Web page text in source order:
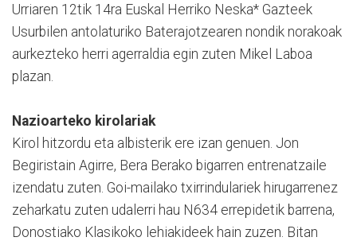
Urriaren 12tik 14ra Euskal Herriko Neska* Gazteek
Usurbilen antolaturiko Baterajotzearen nondik norakoak
aurkezteko herri agerraldia egin zuten Mikel Laboa
plazan.
Nazioarteko kirolariak
Kirol hitzordu eta albisterik ere izan genuen. Jon
Begiristain Agirre, Bera Berako bigarren entrenatzaile
izendatu zuten. Goi-mailako txirrindulariek hirugarrenez
zeharkatu zuten udalerri hau N634 errepidetik barrena,
Donostiako Klasikoko lehiakideek hain zuzen. Bitan